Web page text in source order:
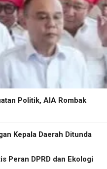
Politik, AIA Rombak
Kepala Daerah Ditunda
Peran DPRD dan Ekologi